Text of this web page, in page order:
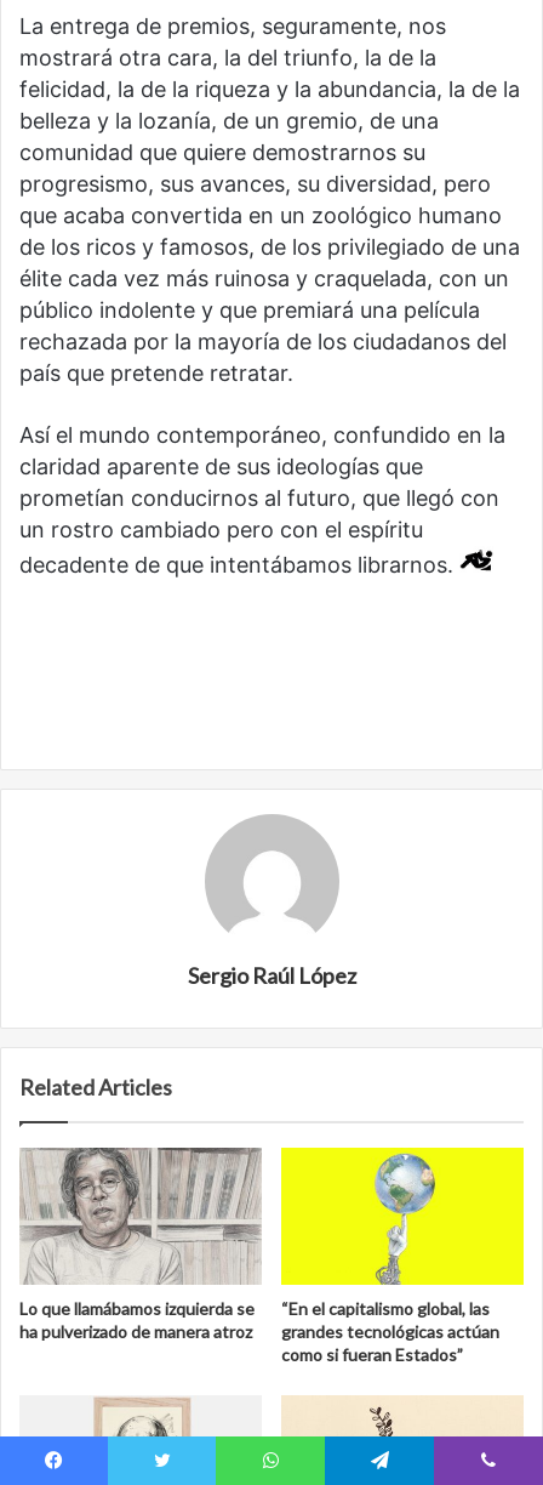
La entrega de premios, seguramente, nos
mostrará otra cara, la del triunfo, la de la
felicidad, la de la riqueza y la abundancia, la de la
belleza y la lozanía, de un gremio, de una
comunidad que quiere demostrarnos su
progresismo, sus avances, su diversidad, pero
que acaba convertida en un zoológico humano
de los ricos y famosos, de los privilegiado de una
élite cada vez más ruinosa y craquelada, con un
público indolente y que premiará una película
rechazada por la mayoría de los ciudadanos del
país que pretende retratar.
Así el mundo contemporáneo, confundido en la
claridad aparente de sus ideologías que
prometían conducirnos al futuro, que llegó con
un rostro cambiado pero con el espíritu
decadente de que intentábamos librarnos.
Sergio Raúl López
Related Articles
Lo que llamábamos izquierda se
ha pulverizado de manera atroz
“En el capitalismo global, las
grandes tecnológicas actúan
como si fueran Estados”